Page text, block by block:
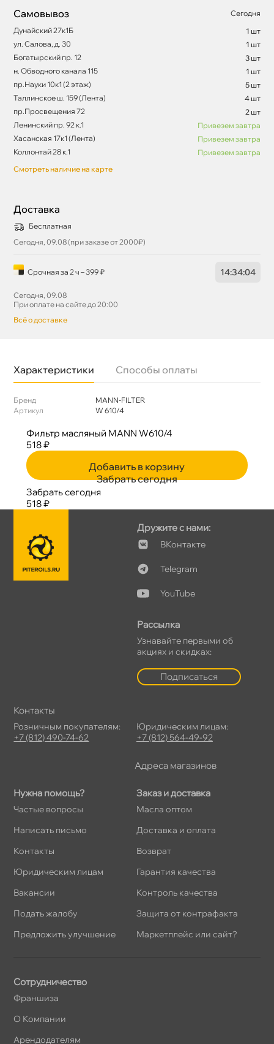
Самовывоз
Сегодня
Дунайский 27к1Б
1 шт
ул. Салова, д. 30
1 шт
Богатырский пр. 12
3 шт
н. Обводного канала 115
1 шт
пр.Науки 10к1 (2 этаж)
5 шт
Таллинское ш. 159 (Лента)
4 шт
пр.Просвещения 72
2 шт
Ленинский пр. 92 к.1
Привезем завтра
Хасанская 17к1 (Лента)
Привезем завтра
Коллонтай 28 к.1
Привезем завтра
Смотреть наличие на карте
Доставка
Бесплатная
Сегодня, 09.08 (при заказе от 2000₽)
Срочная за 2 ч – 399 ₽ 14:34:04
Сегодня, 09.08
При оплате на сайте до 20:00
сё о доставке
Характеристики Способы оплаты
Бренд
MANN-FILTER
Артикул
W 610/4
Фильтр масляный MANN W610/4
518 ₽
Добавить в корзину
Забрать сегодня
Забрать сегодня
518 ₽
Нужна помощь?
Частые вопросы
Написать письмо
Контакты
Юридическим лицам
акансии
Подать жалобу
Предложить улучшение
Заказ и доставка
Масла оптом
Доставка и оплата
озврат
Гарантия качества
Контроль качества
Защита от контрафакта
Маркетплейс или сайт?
Дружите с нами:
Контакте
Telegram
YouTube
Рассылка
Узнавайте первыми о
акциях и скидках:
Подписаться
Сотрудничество
Франшиза
О Компании
Арендодателям
Контакты
Розничным покупателям:
+7 (812) 490-74-62
Юридическим лицам:
+7 (812) 564-49-92
Адреса магазино